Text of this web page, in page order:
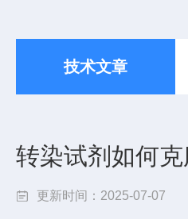
技术文章
转染试剂如何克
更新时间：2025-07-07